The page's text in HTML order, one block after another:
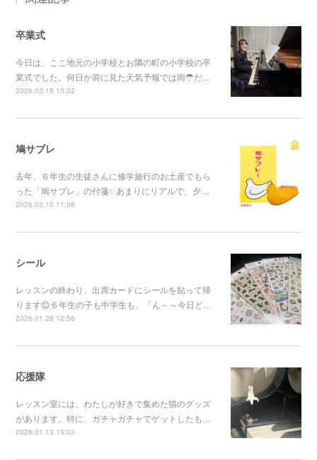
卒業式
今日は、ここ地元の小学校とお隣の町の小学校の卒
業式でした。何日か前に見た天気予報では雨☂だ…
2026.03.18 10:22
鳩サブレ
去年、６年生の生徒さんに修学旅行のお土産でもら
った「鳩サブレ」の付箋✨あまりにリアルで、夕…
2026.03.10 11:06
シール
レッスンの終わり、出席カードにシールを貼って帰
ります😊６年生の子も中学生も、「ん～～今日ど…
2026.01.28 12:56
応援隊
レッスン室には、わたしが好きで集めた猫のグッズ
があります。特に、ガチャガチャでゲットしたも…
2026.01.13 15:03